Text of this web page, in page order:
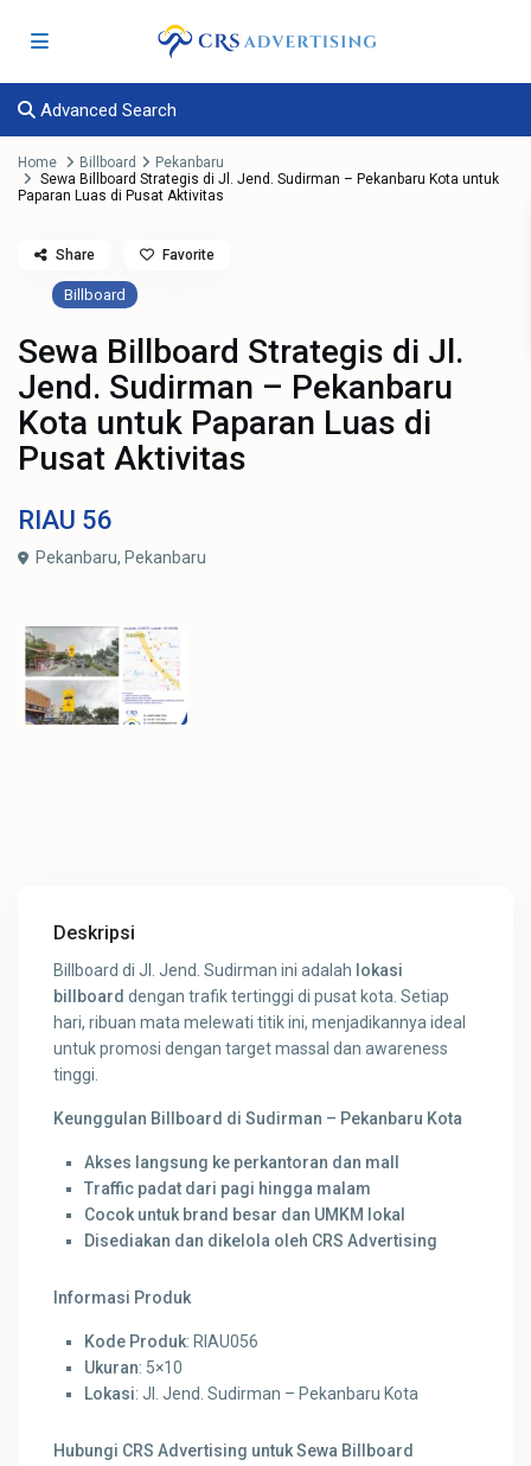
Advanced Search
Home Billboard
Pekanbaru
Sewa Billboard Strategis di Jl. Jend. Sudirman – Pekanbaru Kota untuk
Paparan Luas di Pusat Aktivitas
Billboard
Sewa Billboard Strategis di Jl.
Jend. Sudirman – Pekanbaru
Kota untuk Paparan Luas di
Pusat Aktivitas
RIAU 56
Pekanbaru, Pekanbaru
Share Favorite
Deskripsi
Billboard di Jl. Jend. Sudirman ini adalah lokasi
billboard dengan trafik tertinggi di pusat kota. Setiap
hari, ribuan mata melewati titik ini, menjadikannya ideal
untuk promosi dengan target massal dan awareness
tinggi.
Keunggulan Billboard di Sudirman – Pekanbaru Kota
Akses langsung ke perkantoran dan mall
Traffic padat dari pagi hingga malam
Cocok untuk brand besar dan UMKM lokal
Disediakan dan dikelola oleh CRS Advertising
Informasi Produk
Kode Produk: RIAU056
Ukuran: 5×10
Lokasi: Jl. Jend. Sudirman – Pekanbaru Kota
Hubungi CRS Advertising untuk Sewa Billboard